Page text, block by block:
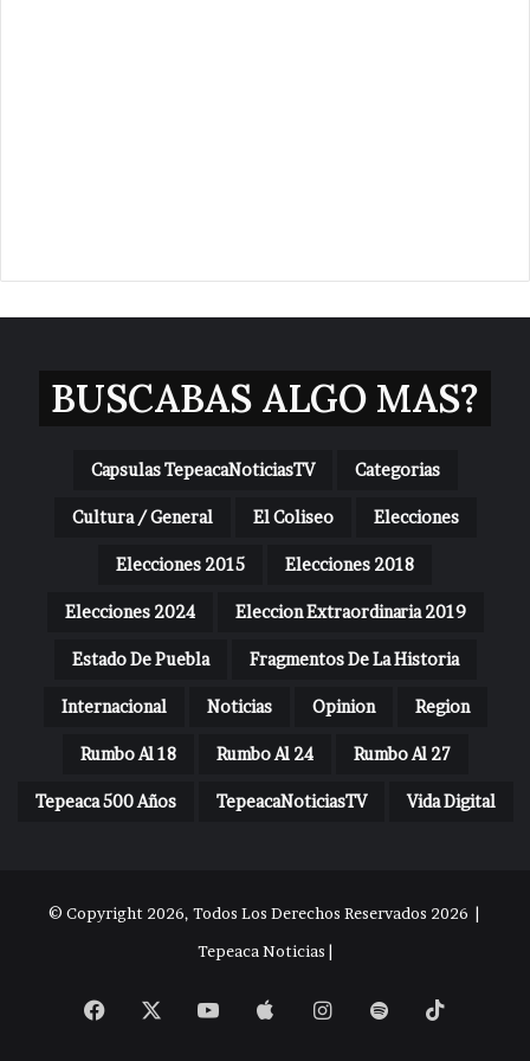
BUSCABAS ALGO MAS?
Capsulas TepeacaNoticiasTV Categorias
Cultura / General El Coliseo Elecciones
Elecciones 2015 Elecciones 2018
Elecciones 2024 Eleccion Extraordinaria 2019
Estado De Puebla Fragmentos De La Historia
Internacional Noticias Opinion Region
Rumbo Al 18 Rumbo Al 24 Rumbo Al 27
Tepeaca 500 Años TepeacaNoticiasTV Vida Digital
© Copyright 2026, Todos Los Derechos Reservados 2026 |
Tepeaca Noticias |
Facebook YouTubeAppleInstagram
Spotify